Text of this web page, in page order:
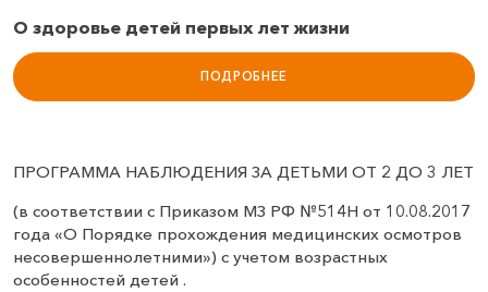
О здоровье детей первых лет жизни
ПОДРОБНЕЕ
ПРОГРАММА НАБЛЮДЕНИЯ ЗА ДЕТЬМИ ОТ 2 ДО 3 ЛЕТ
(в соответствии с Приказом МЗ РФ №514Н от 10.08.2017
года «О Порядке прохождения медицинских осмотров
несовершеннолетними») с учетом возрастных
особенностей детей .